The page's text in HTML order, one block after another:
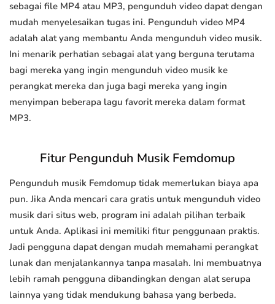
sebagai file MP4 atau MP3, pengunduh video dapat dengan
mudah menyelesaikan tugas ini. Pengunduh video MP4
adalah alat yang membantu Anda mengunduh video musik.
Ini menarik perhatian sebagai alat yang berguna terutama
bagi mereka yang ingin mengunduh video musik ke
perangkat mereka dan juga bagi mereka yang ingin
menyimpan beberapa lagu favorit mereka dalam format
MP3.
Fitur Pengunduh Musik Femdomup
Pengunduh musik Femdomup tidak memerlukan biaya apa
pun. Jika Anda mencari cara gratis untuk mengunduh video
musik dari situs web, program ini adalah pilihan terbaik
untuk Anda. Aplikasi ini memiliki fitur penggunaan praktis.
Jadi pengguna dapat dengan mudah memahami perangkat
lunak dan menjalankannya tanpa masalah. Ini membuatnya
lebih ramah pengguna dibandingkan dengan alat serupa
lainnya yang tidak mendukung bahasa yang berbeda.